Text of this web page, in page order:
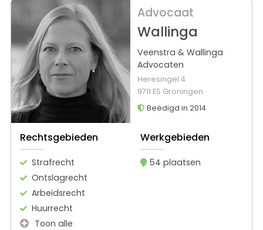
Advocaat
Wallinga
Veenstra & Wallinga
Advocaten
Heresingel 4
9711 ES Groningen
Beëdigd in 2014
Rechtsgebieden
Strafrecht
Ontslagrecht
Arbeidsrecht
Huurrecht
Toon alle
Werkgebieden
54 plaatsen